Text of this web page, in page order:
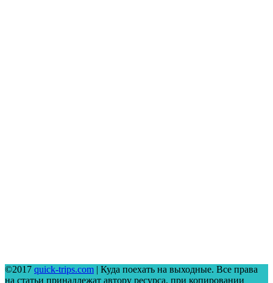
©2017 quick-trips.com | Куда поехать на выходные. Все права
на статьи принадлежат автору ресурса, при копировании